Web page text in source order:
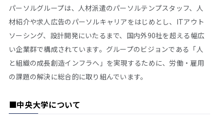
パーソルグループは、人材派遣のパーソルテンプスタッフ、人
材紹介や求人広告のパーソルキャリアをはじめとし、ITアウト
ソーシング、設計開発にいたるまで、国内外90社を超える幅広
い企業群で構成されています。グループのビジョンである「人
と組織の成長創造インフラへ」を実現するために、労働・雇用
の課題の解決に総合的に取り組んでいます。
■中央大学について